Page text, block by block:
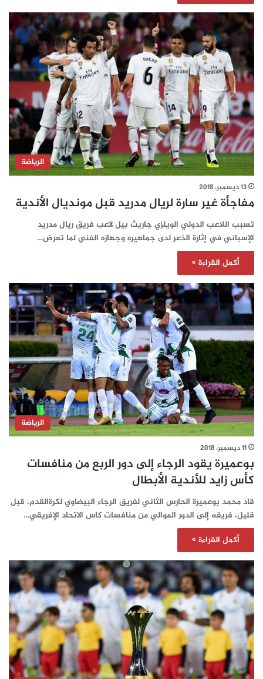
الرياضة
13 ديسمبر، 2018
مفاجأة غير سارة لريال مدريد قبل مونديال الأندية
تسبب اللاعب الدولي الويلزي جاريث بيل لاعب فريق ريال مدريد
الإسباني في إثارة الذعر لدى جماهيره وجهازه الفني لما تعرض…
أكمل القراءة »
الرياضة
11 ديسمبر، 2018
بوعميرة يقود الرجاء إلى دور الربع من منافسات
كأس زايد للأندية الأبطال
قاد محمد بوعميرة الحارس الثاني لفريق الرجاء البيضاوي لكرةالقدم، قبل
قليل، فريقه إلى الدور الموالي من منافسات كاس الاتحاد الإفريقي…
أكمل القراءة »